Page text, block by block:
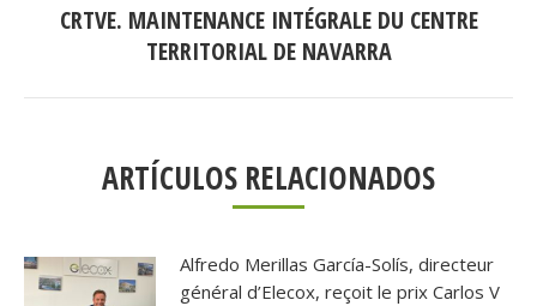
Onglet
suivant
CRTVE. MAINTENANCE INTÉGRALE DU CENTRE
TERRITORIAL DE NAVARRA
ARTÍCULOS RELACIONADOS
Alfredo Merillas García-Solís, directeur
général d’Elecox, reçoit le prix Carlos V